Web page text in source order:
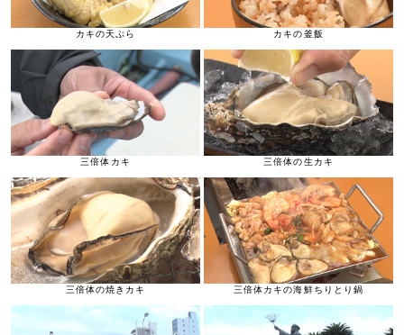
カキの天ぷら カキの釜飯
三倍体カキ 三倍体の生カキ
三倍体の焼きカキ 三倍体カキの海鮮ちりとり鍋